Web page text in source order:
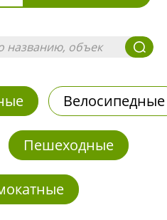
Велосипедные
Пешеходные